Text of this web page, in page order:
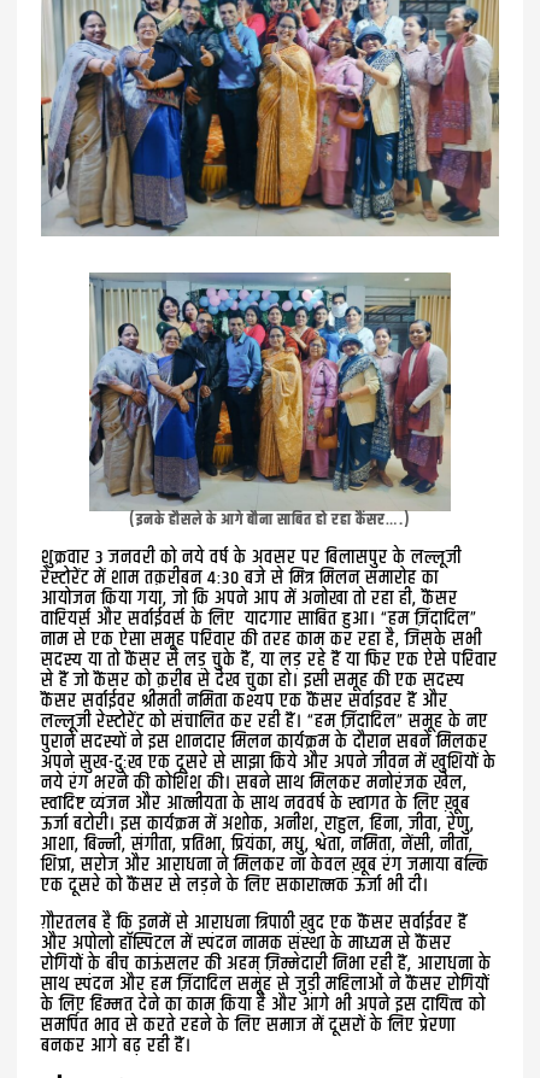
(इनके हौसले के आगे बौना साबित हो रहा कैंसर….)
शुक्रवार 3 जनवरी को नये वर्ष के अवसर पर बिलासपुर के लल्लूजी
रेस्टोरेंट में शाम तक़रीबन 4:30 बजे से मित्र मिलन समारोह का
आयोजन किया गया, जो कि अपने आप में अनोखा तो रहा ही, कैंसर
वारियर्स और सर्वाईवर्स के लिए यादगार साबित हुआ। “हम ज़िंदादिल”
नाम से एक ऐसा समूह परिवार की तरह काम कर रहा है, जिसके सभी
सदस्य या तो कैंसर से लड़ चुके हैं, या लड़ रहे हैं या फिर एक ऐसे परिवार
से हैं जो कैंसर को क़रीब से देख चुका हो। इसी समूह की एक सदस्य
कैंसर सर्वाईवर श्रीमती नमिता कश्यप एक कैंसर सर्वाइवर हैं और
लल्लूजी रेस्टोरेंट को संचालित कर रही हैं। “हम ज़िंदादिल” समूह के नए
पुराने सदस्यों ने इस शानदार मिलन कार्यक्रम के दौरान सबने मिलकर
अपने सुख-दुःख एक दूसरे से साझा किये और अपने जीवन में खुशियों के
नये रंग भरने की कोशिश की। सबने साथ मिलकर मनोरंजक खेल,
स्वादिष्ट व्यंजन और आत्मीयता के साथ नववर्ष के स्वागत के लिए ख़ूब
ऊर्जा बटोरी। इस कार्यक्रम में अशोक, अनीश, राहुल, हिना, जीवा, रेणु,
आशा, बिन्नी, संगीता, प्रतिभा, प्रियंका, मधु, श्वेता, नमिता, नेंसी, नीता,
शिप्रा, सरोज और आराधना ने मिलकर ना केवल ख़ूब रंग जमाया बल्कि
एक दूसरे को कैंसर से लड़ने के लिए सकारात्मक ऊर्जा भी दी।
ग़ौरतलब है कि इनमें से आराधना त्रिपाठी ख़ुद एक कैंसर सर्वाईवर हैं
और अपोलो हॉस्पिटल में स्पंदन नामक संस्था के माध्यम से कैंसर
रोगियों के बीच काऊंसलर की अहम् ज़िम्मेदारी निभा रही हैं, आराधना के
साथ स्पंदन और हम ज़िंदादिल समूह से जुड़ी महिलाओं ने कैंसर रोगियों
के लिए हिम्मत देने का काम किया है और आगे भी अपने इस दायित्व को
समर्पित भाव से करते रहने के लिए समाज में दूसरों के लिए प्रेरणा
बनकर आगे बढ़ रही हैं।